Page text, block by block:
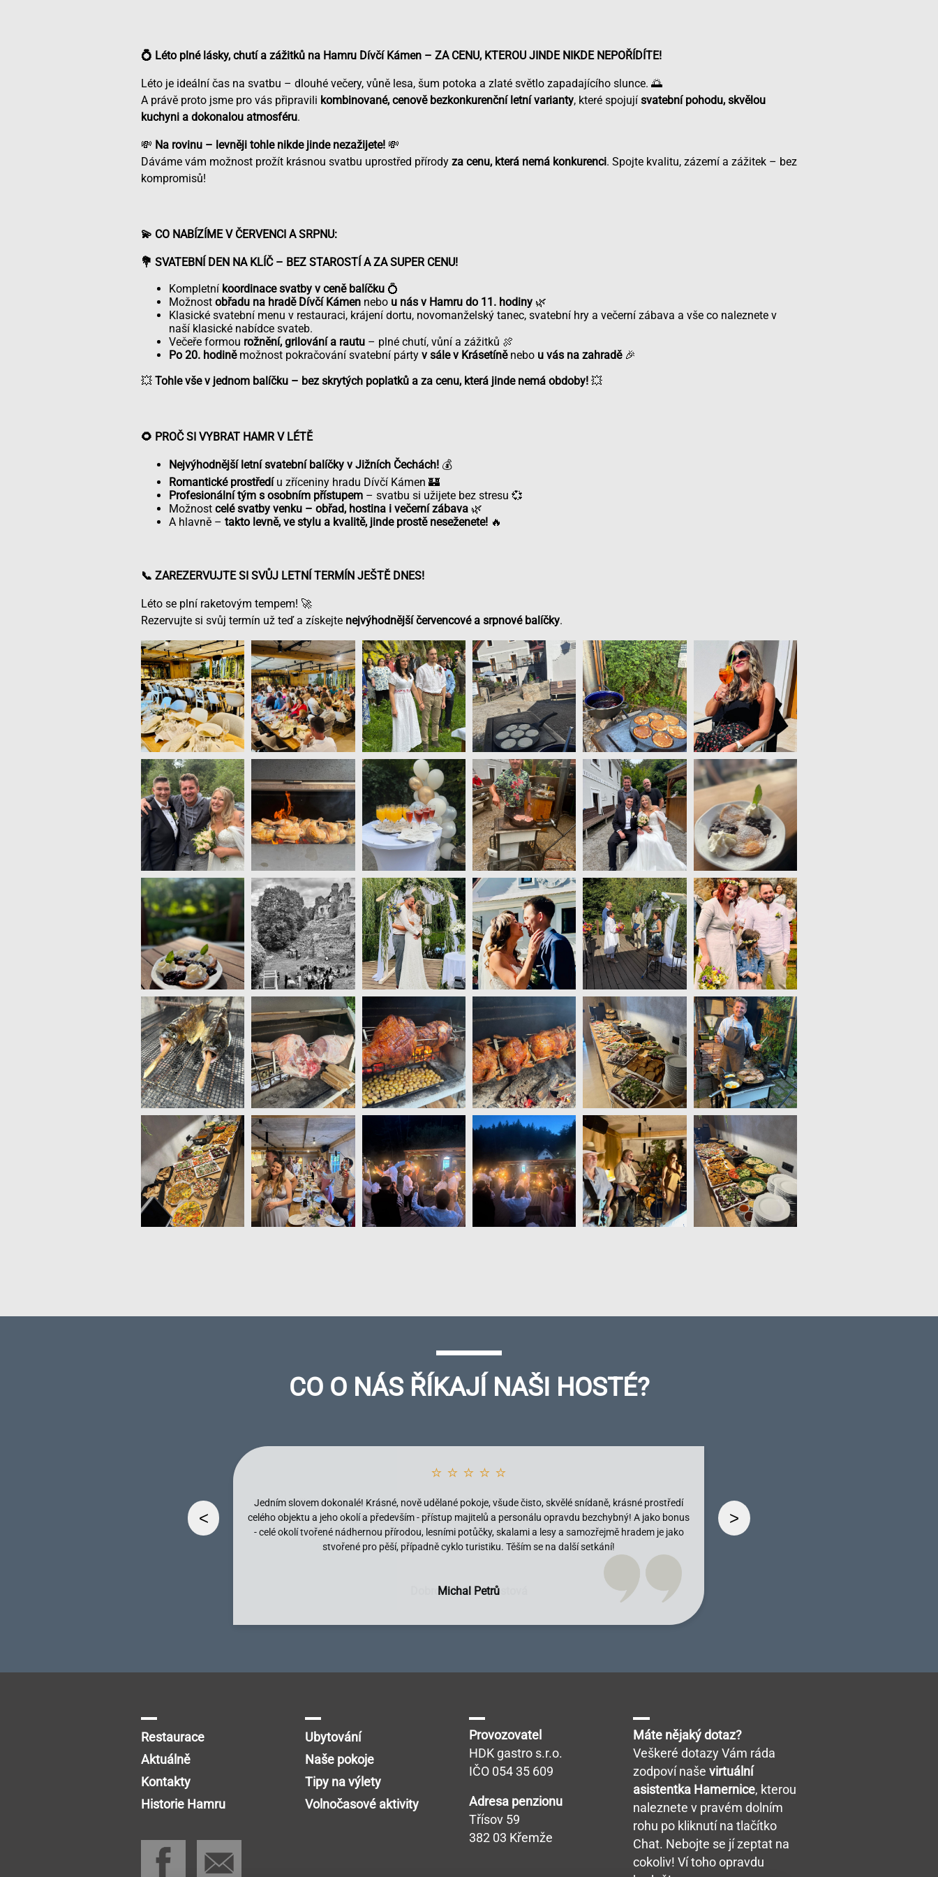
💍 Léto plné lásky, chutí a zážitků na Hamru Dívčí Kámen – ZA CENU, KTEROU JINDE NIKDE NEPOŘÍDÍTE!
Léto je ideální čas na svatbu – dlouhé večery, vůně lesa, šum potoka a zlaté světlo zapadajícího slunce. 🌅
A právě proto jsme pro vás připravili kombinované, cenově bezkonkurenční letní varianty, které spojují svatební pohodu, skvělou
kuchyni a dokonalou atmosféru.
💸 Na rovinu – levněji tohle nikde jinde nezažijete!💸
Dáváme vám možnost prožít krásnou svatbu uprostřed přírody za cenu, která nemá konkurenci. Spojte kvalitu, zázemí a zážitek – bez
kompromisů!
💫 CO NABÍZÍME V ČERVENCI A SRPNU:
💐 SVATEBNÍ DEN NA KLÍČ – BEZ STAROSTÍ A ZA SUPER CENU!
Kompletní koordinace svatby v ceně balíčku💍
Možnost obřadu na hradě Dívčí Kámennebo u nás v Hamru do 11. hodiny🌿
Klasické svatební menu v restauraci, krájení dortu, novomanželský tanec, svatební hry a večerní zábava a vše co naleznete v
naší klasické nabídce svateb.
Večeře formou rožnění, grilování a rautu– plné chutí, vůní a zážitků 🍖
Po 20. hodiněmožnost pokračování svatební párty v sále v Krásetíněnebo u vás na zahradě🎉
💥 Tohle vše v jednom balíčku – bez skrytých poplatků a za cenu, která jinde nemá obdoby!💥
🌻 PROČ SI VYBRAT HAMR V LÉTĚ
Nejvýhodnější letní svatební balíčky v Jižních Čechách!💰
Romantické prostředíu zříceniny hradu Dívčí Kámen 🏰
Profesionální tým s osobním přístupem– svatbu si užijete bez stresu 💞
Možnost celé svatby venku – obřad, hostina i večerní zábava🌿
A hlavně – takto levně, ve stylu a kvalitě, jinde prostě neseženete!🔥
📞 ZAREZERVUJTE SI SVŮJ LETNÍ TERMÍN JEŠTĚ DNES!
Léto se plní raketovým tempem! 🚀
Rezervujte si svůj termín už teď a získejte nejvýhodnější červencové a srpnové balíčky.
CO O NÁS ŘÍKAJÍ NAŠI HOSTÉ?
<
Dobromila Kumpostová
⭐ ⭐ ⭐ ⭐ ⭐
Jedním slovem dokonalé! Krásné, nově udělané pokoje, všude čisto, skvělé snídaně, krásné prostředí
celého objektu a jeho okolí a především - přístup majitelů a personálu opravdu bezchybný! A jako bonus
- celé okolí tvořené nádhernou přírodou, lesními potůčky, skalami a lesy a samozřejmě hradem je jako
stvořené pro pěší, případně cyklo turistiku. Těším se na další setkání!
Michal Petrů
Lenka Tallova
Vendula Tregnerová
Monika Licinberková
>
Restaurace
Aktuálně
Kontakty
Historie Hamru
Ubytování
Naše pokoje
Tipy na výlety
Volnočasové aktivity
Provozovatel
HDK gastro s.r.o.
IČO 054 35 609
Adresa penzionu
Třísov 59
382 03 Křemže
Máte nějaký dotaz?
Veškeré dotazy Vám ráda
zodpoví naševirtuální
asistentka Hamernice, kterou
naleznete v pravém dolním
rohu po kliknutí na tlačítko
Chat. Nebojte se jí zeptat na
cokoliv! Ví toho opravdu